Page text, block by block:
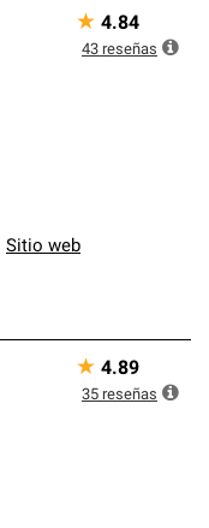
Sitio web
★ 4.84
43 reseñas
★ 4.89
35 reseñas